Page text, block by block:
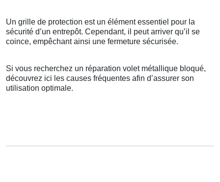
Un grille de protection est un élément essentiel pour la
sécurité d’un entrepôt. Cependant, il peut arriver qu’il se
coince, empêchant ainsi une fermeture sécurisée.
Si vous recherchez un réparation volet métallique bloqué,
découvrez ici les causes fréquentes afin d’assurer son
utilisation optimale.